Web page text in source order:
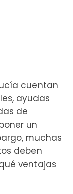
cuentan
ayudas
de
un
muchas
deben
ventajas